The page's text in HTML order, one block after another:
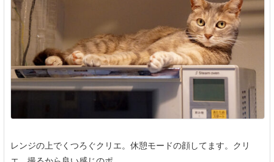
レンジの上でくつろぐクリエ。休憩モードの顔してます。クリ